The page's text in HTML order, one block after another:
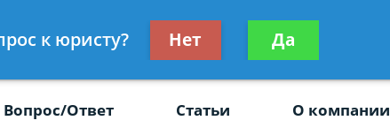
Получите консультацию
бесплатно
Вопрос/Ответ Статьи О компании
к юристу? Нет Да